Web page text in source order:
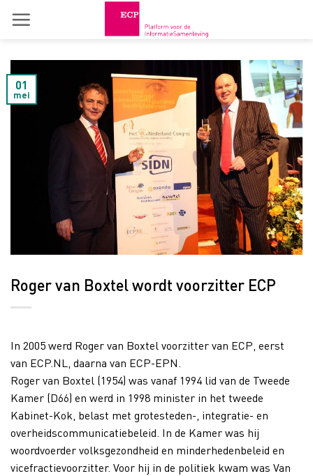
01
mei
Roger van Boxtel wordt voorzitter ECP
In 2005 werd Roger van Boxtel voorzitter van ECP, eerst
van ECP.NL, daarna van ECP-EPN.
Roger van Boxtel (1954) was vanaf 1994 lid van de Tweede
Kamer (D66) en werd in 1998 minister in het tweede
Kabinet-Kok, belast met grotesteden-, integratie- en
overheidscommunicatiebeleid. In de Kamer was hij
woordvoerder volksgezondheid en minderhedenbeleid en
vicefractievoorzitter. Voor hij in de politiek kwam was Van